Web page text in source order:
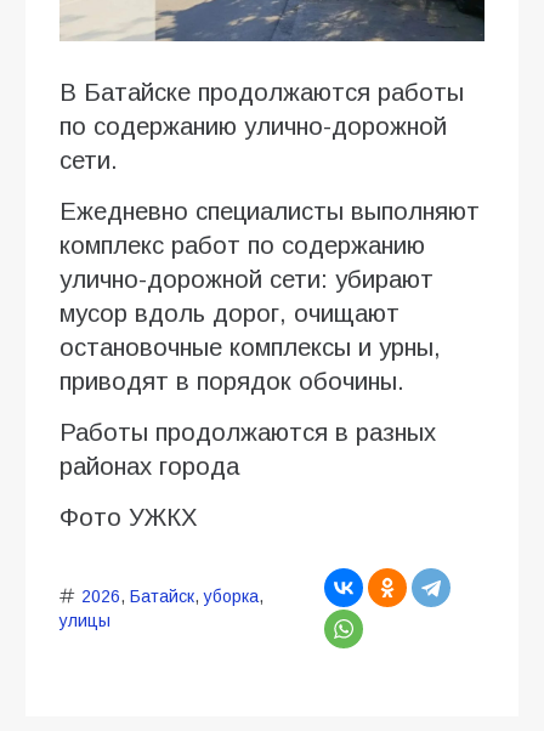
В Батайске продолжаются работы
по содержанию улично-дорожной
сети.
Ежедневно специалисты выполняют
комплекс работ по содержанию
улично-дорожной сети: убирают
мусор вдоль дорог, очищают
остановочные комплексы и урны,
приводят в порядок обочины.
Работы продолжаются в разных
районах города
Фото УЖКХ
2026, Батайск,уборка,
улицы